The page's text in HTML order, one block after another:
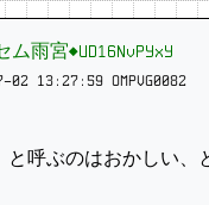
ム雨宮◆UD16NvPYxY
02 13:27:59 OMPVG0082
と呼ぶのはおかしい、